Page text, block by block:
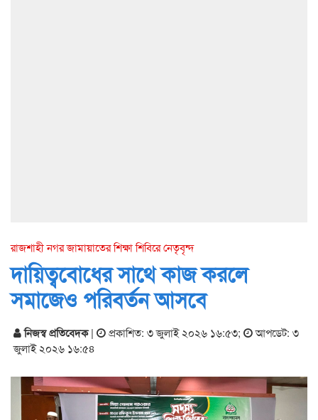
রাজশাহী নগর জামায়াতের শিক্ষা শিবিরে নেতৃবৃন্দ
দায়িত্ববোধের সাথে কাজ করলে
সমাজেও পরিবর্তন আসবে
নিজস্ব প্রতিবেদক| প্রকাশিত: ৩ জুলাই ২০২৬ ১৬:৫৩;
আপডেট: ৩
জুলাই ২০২৬ ১৬:৫৪